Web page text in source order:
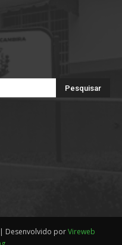
| Desenvolvido porVireweb